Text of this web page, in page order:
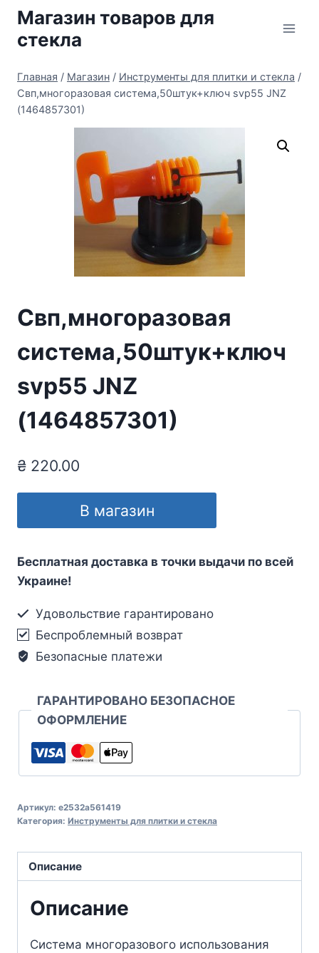
Перейти
содержимому
Магазин товаров для
стекла
Главная / Магазин / Инструменты для плитки и стекла /
Свп,многоразовая система,50штук+ключ svp55 JNZ
(1464857301)
Свп,многоразовая
система,50штук+ключ
svp55 JNZ
(1464857301)
₴ 220.00
В магазин
Бесплатная доставка в точки выдачи по всей
Украине!
Удовольствие гарантировано
Беспроблемный возврат
Безопасные платежи
ГАРАНТИРОВАНО БЕЗОПАСНОЕ
ОФОРМЛЕНИЕ
Артикул: e2532a561419
Категория: Инструменты для плитки и стекла
Описание
Описание
Система многоразового использования